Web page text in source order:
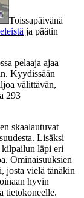
Toissapäivänä
ja päätin
pelaaja ajaa
Kyydissään
välittävän,
293
skaalautuvat
Lisäksi
kilpailun läpi eri
Ominaisuuksien
josta vielä tänäkin
hyvin
tietokoneelle.